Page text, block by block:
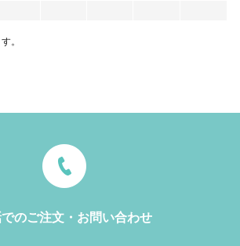
。
のご注文・お問い合わせ